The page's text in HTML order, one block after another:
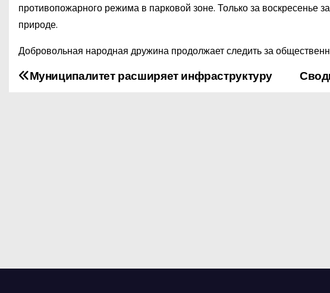
противопожарного режима в парковой зоне. Только за воскресенье
природе.
Добровольная народная дружина продолжает следить за
НМуниципалитет расширяет инфраструктуру